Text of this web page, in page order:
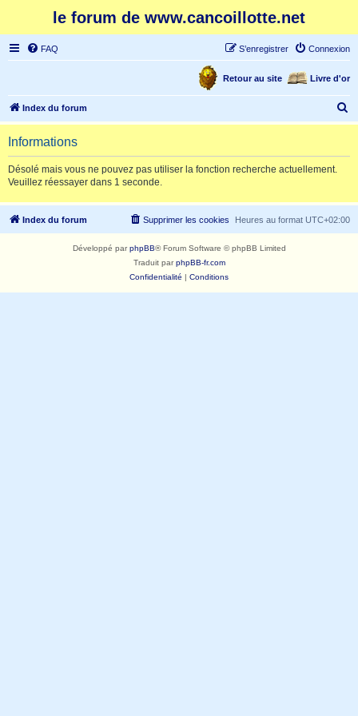
le forum de www.cancoillotte.net
FAQ Connexion
S’enregistrer
Livre d'or
Retour au site
Index du forum
e
r
c
Informations
Désolé mais vous ne pouvez pas utiliser la fonction recherche actuellement.
Veuillez réessayer dans 1 seconde.
Index du forum Heures au format UTC+02:00
Supprimer les cookies
Développé parphpBB® Forum Software © phpBB Limited
Traduit parphpBB-fr.com
Confidentialité | Conditions